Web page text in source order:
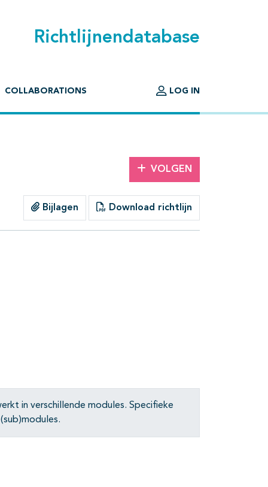
Richtlijnendatabase
COLLABORATIONS LOG IN
VOLGEN
Bijlagen Download richtlijn
in verschillende modules. Specifieke